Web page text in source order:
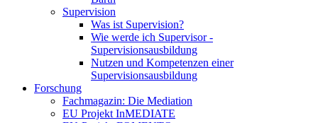
Supervision
Was ist Supervision?
Wie werde ich Supervisor -
Supervisionsausbildung
Nutzen und Kompetenzen einer
Supervisionsausbildung
Forschung
Fachmagazin: Die Mediation
EU Projekt InMEDIATE